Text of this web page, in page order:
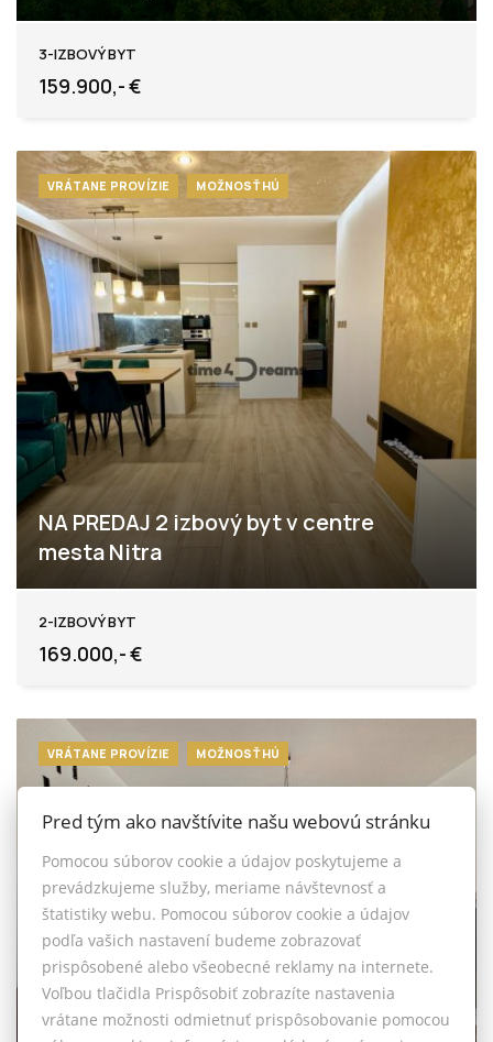
Zvolenská, Nitra - Klokočina
3-IZBOVÝ BYT
159.900,- €
VRÁTANE PROVÍZIE MOŽNOSŤ HÚ
NA PREDAJ 2 izbový byt v centre
mesta Nitra
Coboriho, Nitra
2-IZBOVÝ BYT
169.000,- €
VRÁTANE PROVÍZIE MOŽNOSŤ HÚ
Pred tým ako navštívite našu webovú stránku
Pomocou súborov cookie a údajov poskytujeme a
prevádzkujeme služby, meriame návštevnosť a
štatistiky webu. Pomocou súborov cookie a údajov
podľa vašich nastavení budeme zobrazovať
prispôsobené alebo všeobecné reklamy na internete.
Voľbou tlačidla Prispôsobiť zobrazíte nastavenia
vrátane možnosti odmietnuť prispôsobovanie pomocou